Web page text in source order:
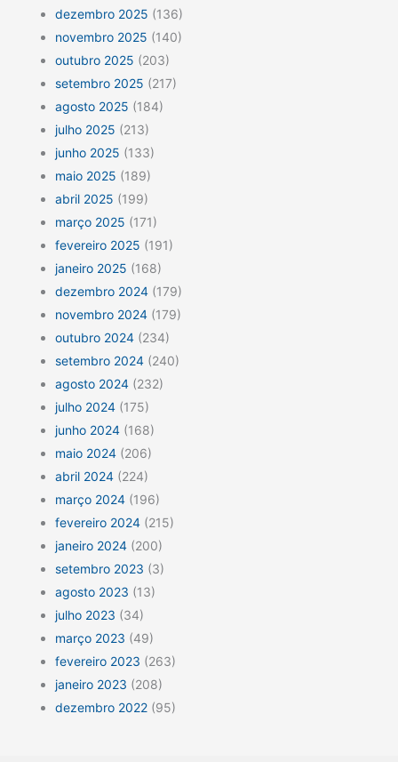
dezembro 2025 (136)
novembro 2025 (140)
outubro 2025 (203)
setembro 2025 (217)
agosto 2025 (184)
julho 2025 (213)
junho 2025 (133)
maio 2025 (189)
abril 2025 (199)
março 2025 (171)
fevereiro 2025 (191)
janeiro 2025 (168)
dezembro 2024 (179)
novembro 2024 (179)
outubro 2024 (234)
setembro 2024 (240)
agosto 2024 (232)
julho 2024 (175)
junho 2024 (168)
maio 2024 (206)
abril 2024 (224)
março 2024 (196)
fevereiro 2024 (215)
janeiro 2024 (200)
setembro 2023 (3)
agosto 2023 (13)
julho 2023 (34)
março 2023 (49)
fevereiro 2023 (263)
janeiro 2023 (208)
dezembro 2022 (95)